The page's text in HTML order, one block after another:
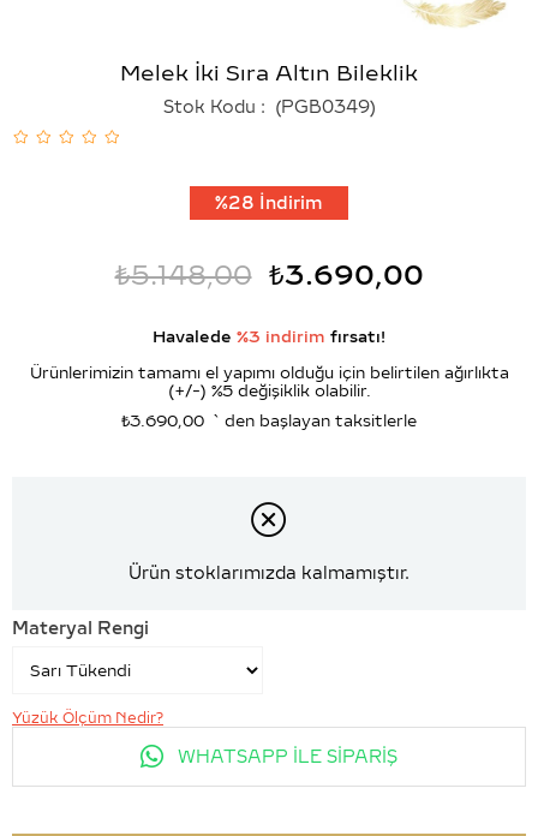
Melek İki Sıra Altın Bileklik
Stok Kodu (PGB0349)
%28 İndirim
₺5.148,00 ₺3.690,00
Havalede %3 indirim fırsatı!
Ürünlerimizin tamamı el yapımı olduğu için belirtilen ağırlıkta
(+/-) %5 değişiklik olabilir.
₺3.690,00 `den başlayan taksitlerle
Ürün stoklarımızda kalmamıştır.
Materyal Rengi
Yüzük Ölçüm Nedir?
WHATSAPP İLE SİPARİŞ